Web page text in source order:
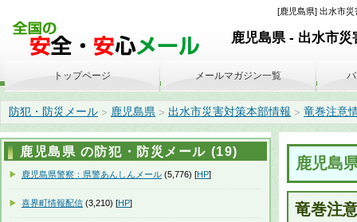
[鹿児島県] 出水市
鹿児島県 - 出水市災
防犯・防災メール > 鹿児島県 > 出水市災害対策本部情報 > 竜巻注意
鹿児島
竜巻注
トップページ メールマガジン一覧
鹿児島県 の防犯・防災メール (19)
鹿児島県警察：県警あんしんメール (5,776) [HP]
喜界町情報配信 (3,210) [HP]